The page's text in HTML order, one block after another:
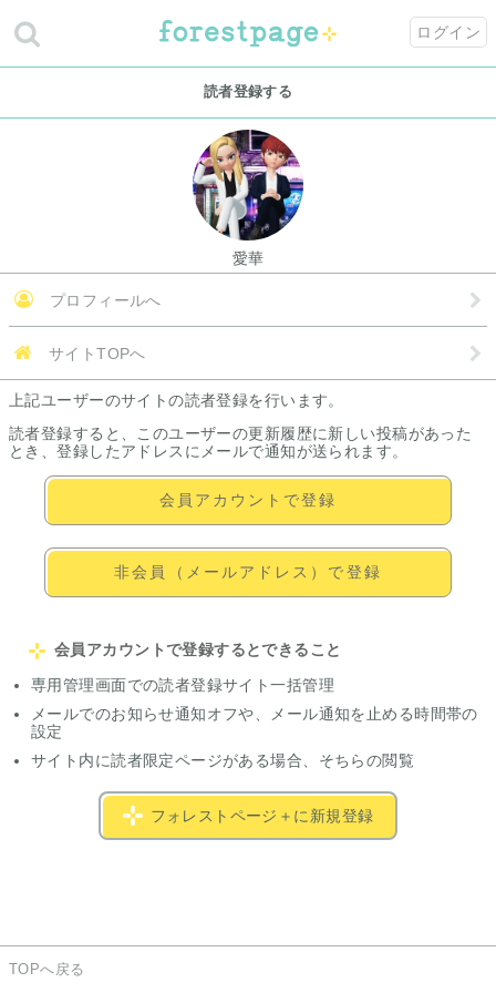
ログイン
読者登録する
愛華
プロフィールへ
サイトTOPへ
上記ユーザーのサイトの読者登録を行います。
読者登録すると、このユーザーの更新履歴に新しい投稿があった
とき、登録したアドレスにメールで通知が送られます。
会員アカウントで登録
非会員（メールアドレス）で登録
会員アカウントで登録するとできること
専用管理画面での読者登録サイト一括管理
メールでのお知らせ通知オフや、メール通知を止める時間帯の
設定
サイト内に読者限定ページがある場合、そちらの閲覧
フォレストページ＋に新規登録
TOPへ戻る